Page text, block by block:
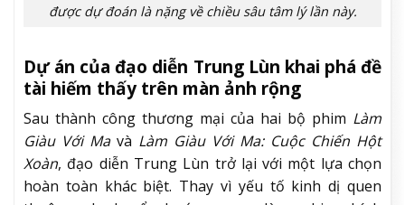
được dự đoán là nặng về chiều sâu tâm lý lần này.
Dự án của đạo diễn Trung Lùn khai phá đề
tài hiếm thấy trên màn ảnh rộng
Sau thành công thương mại của hai bộ phim Làm
Giàu Với Mavà Làm Giàu Với Ma: Cuộc Chiến Hột
Xoàn, đạo diễn Trung Lùn trở lại với một lựa chọn
hoàn toàn khác biệt. Thay vì yếu tố kinh dị quen